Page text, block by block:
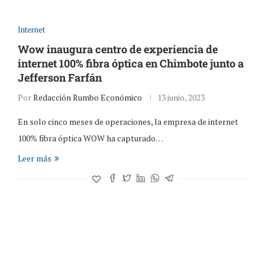
Internet
Wow inaugura centro de experiencia de
internet 100% fibra óptica en Chimbote junto a
Jefferson Farfán
PorRedacción Rumbo Económico 13 junio, 2023
En solo cinco meses de operaciones, la empresa de internet
100% fibra óptica WOW ha capturado…
Leer más